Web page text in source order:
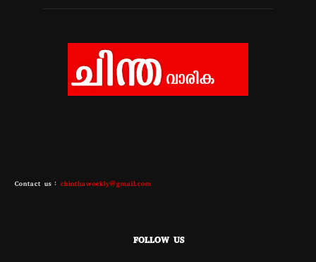
Contact us : chinthaweekly@gmail.com
FOLLOW US